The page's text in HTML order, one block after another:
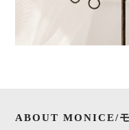
ABOUT MONICE/